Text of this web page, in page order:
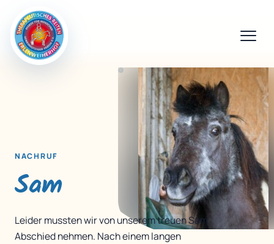
NACHRUF
Sam
Leider mussten wir von unserem treuen Sam
Abschied nehmen. Nach einem langen